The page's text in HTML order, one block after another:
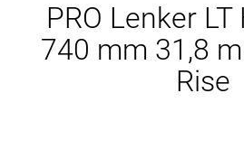
PRO Lenker
740 mm 31,8
Rise